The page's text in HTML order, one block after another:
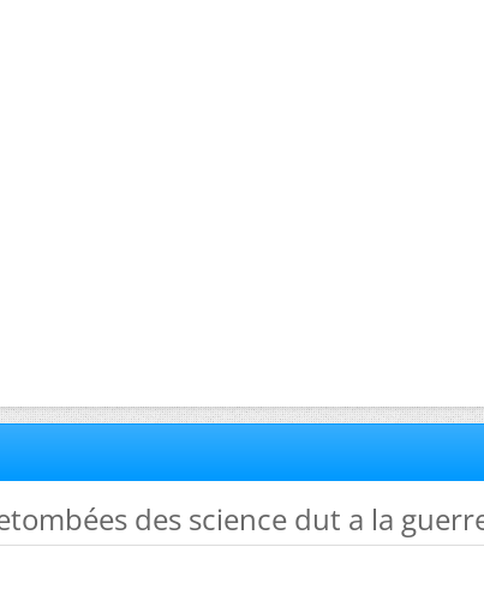
des science dut a la